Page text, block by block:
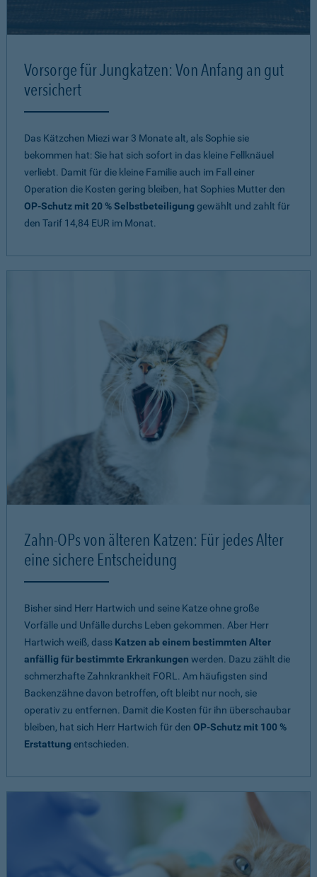
Vorsorge für Jungkatzen: Von Anfang an gut
versichert
Das Kätzchen Miezi war 3 Monate alt, als Sophie sie
bekommen hat: Sie hat sich sofort in das kleine Fellknäuel
verliebt. Damit für die kleine Familie auch im Fall einer
Operation die Kosten gering bleiben, hat Sophies Mutter den
OP-Schutz mit 20 % Selbstbeteiligung gewählt und zahlt für
den Tarif 14,84 EUR im Monat.
Zahn-OPs von älteren Katzen: Für jedes Alter
eine sichere Entscheidung
Bisher sind Herr Hartwich und seine Katze ohne große
Vorfälle und Unfälle durchs Leben gekommen. Aber Herr
Hartwich weiß, dass Katzen ab einem bestimmten Alter
anfällig für bestimmte Erkrankungen werden. Dazu zählt die
schmerzhafte Zahnkrankheit FORL. Am häufigsten sind
Backenzähne davon betroffen, oft bleibt nur noch, sie
operativ zu entfernen. Damit die Kosten für ihn überschaubar
bleiben, hat sich Herr Hartwich für den OP-Schutz mit 100 %
Erstattung entschieden.